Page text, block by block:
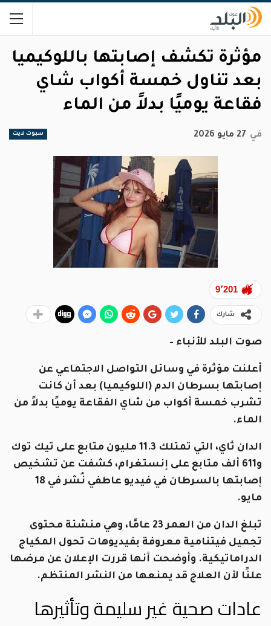
مؤثرة تكشف إصابتها باللوكيميا
بعد تناول خمسة أكواب شاي
فقاعة يوميًا بدلاً من الماء
سبوت لايت في 27 مايو 2026
9٬201
شارك
صوت البلد للأنباء –
أعلنت مؤثرة في وسائل التواصل الاجتماعي عن
إصابتها بسرطان الدم (اللوكيميا) بعد أن كانت
تشرب خمسة أكواب من شاي الفقاعة يوميًا بدلاً من
الماء.
الدان ثاي، التي تمتلك 11.3 مليون متابع على تيك توك
و611 ألف متابع على إنستغرام، كشفت عن تشخيص
إصابتها بالسرطان في فيديو عاطفي نُشر في 18
مايو.
تبلغ الدان من العمر 23 عامًا، وهي منشئة محتوى
تجميل فيتنامية معروفة بفيديوهات تحول المكياج
الدراماتيكية. وأوضحت أنها قررت الإعلان عن مرضها
علنًا لأن العلاج قد يمنعها من النشر المنتظم.
عادات صحية غير سليمة وتأثيرها